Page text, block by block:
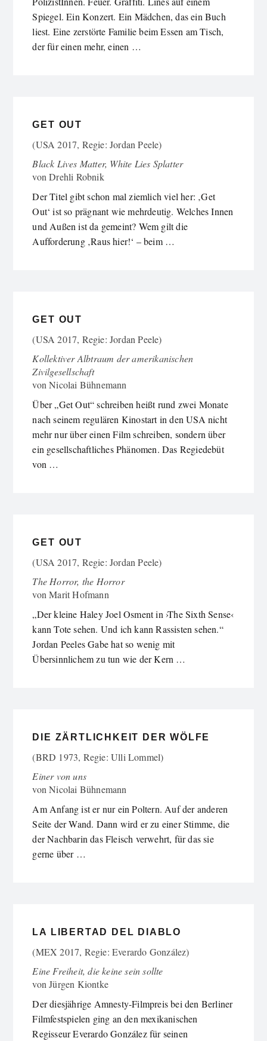
Spiegel. Ein Konzert. Ein Mädchen, das ein Buch
liest. Eine zerstörte Familie beim Essen am Tisch,
der für einen mehr, einen …
GET OUT
(USA 2017, Regie: Jordan Peele)
Black Lives Matter, White Lies Splatter
vonDrehli Robnik
Der Titel gibt schon mal ziemlich viel her: ‚Get
Out‘ ist so prägnant wie mehrdeutig. Welches Innen
und Außen ist da gemeint? Wem gilt die
Aufforderung ‚Raus hier!‘ – beim …
GET OUT
(USA 2017, Regie: Jordan Peele)
Kollektiver Albtraum der amerikanischen
Zivilgesellschaft
vonNicolai Bühnemann
Über „Get Out“ schreiben heißt rund zwei Monate
nach seinem regulären Kinostart in den USA nicht
mehr nur über einen Film schreiben, sondern über
ein gesellschaftliches Phänomen. Das Regiedebüt
von …
GET OUT
(USA 2017, Regie: Jordan Peele)
The Horror, the Horror
vonMarit Hofmann
„Der kleine Haley Joel Osment in ›The Sixth Sense‹
kann Tote sehen. Und ich kann Rassisten sehen.“
Jordan Peeles Gabe hat so wenig mit
Übersinnlichem zu tun wie der Kern …
DIE ZÄRTLICHKEIT DER WÖLFE
(BRD 1973, Regie: Ulli Lommel)
Einer von uns
vonNicolai Bühnemann
Am Anfang ist er nur ein Poltern. Auf der anderen
Seite der Wand. Dann wird er zu einer Stimme, die
der Nachbarin das Fleisch verwehrt, für das sie
gerne über …
LA LIBERTAD DEL DIABLO
(MEX 2017, Regie: Everardo González)
Eine Freiheit, die keine sein sollte
vonJürgen Kiontke
Der diesjährige Amnesty-Filmpreis bei den Berliner
Filmfestspielen ging an den mexikanischen
Regisseur Everardo González für seinen